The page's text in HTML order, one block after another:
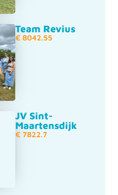
Team Revius
€ 8042.55
JV Sint-
Maartensdijk
€ 7822.7